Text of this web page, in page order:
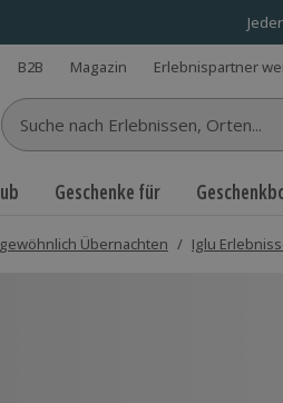
B2B Magazin Erlebnispartner
Suche nach Erlebnissen...
Geschenke für
Übernachten / Iglu